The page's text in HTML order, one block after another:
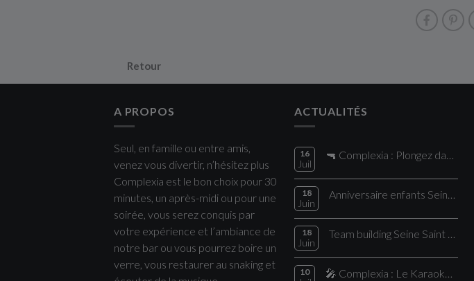
Retour
A PROPOS
Seul, en famille ou entre amis,
venez vous divertir, n’hésitez plus
Complexia est le bon choix pour 30
minutes, un après-midi ou pour une
soirée, vous serez conquis par
votre expérience et l’ambiance de
notre bar ou vous pourrez boire un
verre, vous restaurer au snaking et
ACTUALITÉS
16
Juil
🔫 Complexia : Plongez dans le plus grand Laser Game de la région !
18
Juin
Anniversaire enfants Seine Saint Denis : vivez une expérience unique chez Comple
18
Juin
Team building Seine Saint Denis : une expérience pour vos collaborateurs
10 🎤 Complexia : Le Karaoké nouvelle génération, proche de Paris